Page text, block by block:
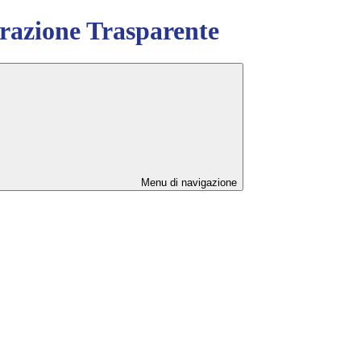
Trasparente
Menu di navigazione